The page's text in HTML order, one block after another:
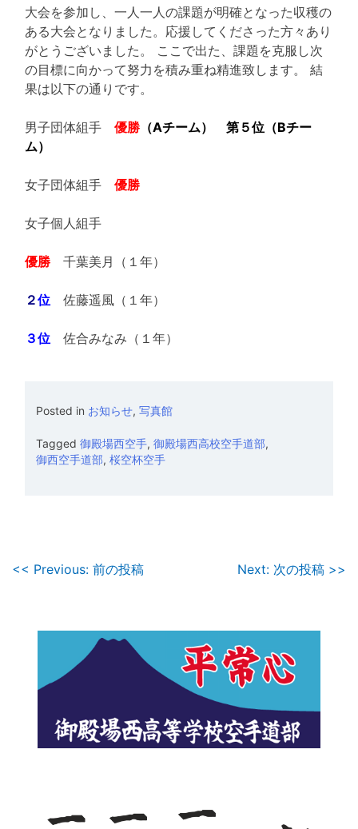
大会を参加し、一人一人の課題が明確となった収穫の
ある大会となりました。応援してくださった方々あり
がとうございました。 ここで出た、課題を克服し次
の目標に向かって努力を積み重ね精進致します。 結
果は以下の通りです。
男子団体組手 優勝 （Aチーム）
第５位（Bチー
ム）
女子団体組手 優勝
女子個人組手
優勝 千葉美月（１年）
２位 佐藤遥風（１年）
３位 佐合みなみ（１年）
Posted in お知らせ, 写真館
Tagged 御殿場西空手, 御殿場西高校空手道部,
御西空手道部, 桜空杯空手
投
<< Previous: 前の投稿 Next: 次の投稿 >>